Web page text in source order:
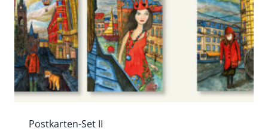
Postkarten-Set II